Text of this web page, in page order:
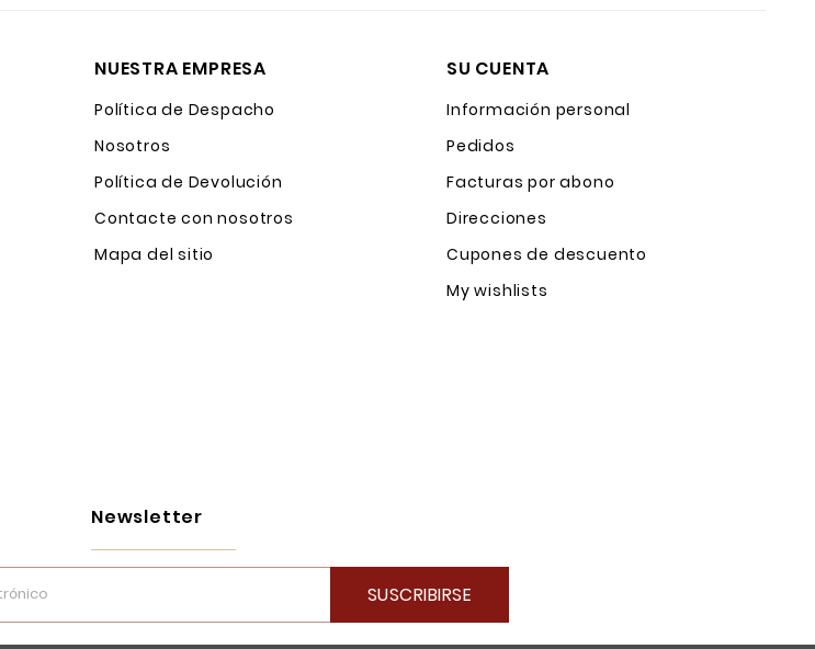
NUESTRA EMPRESA
Política de Despacho
Nosotros
Política de Devolución
Contacte con nosotros
Mapa del sitio
SU CUENTA
Información personal
Pedidos
Facturas por abono
Direcciones
Cupones de descuento
My wishlists
Newsletter
SUSCRIBIRSE